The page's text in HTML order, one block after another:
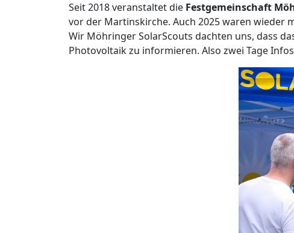
Seit 2018 veranstaltet die Festgemeinschaft
vor der Martinskirche. Auch 2025 waren wieder
Wir Möhringer SolarScouts dachten uns, dass
Photovoltaik zu informieren. Also zwei Tage